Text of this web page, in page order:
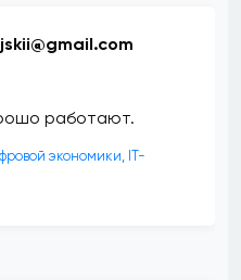
работают.
экономики, IT-